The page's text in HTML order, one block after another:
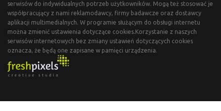
serwisów do indywidualnych potrzeb użytkowników. Mogą też stosować je
współpracujący z nami reklamodawcy, firmy badawcze oraz dostawcy
aplikacji multimedialnych. W programie służącym do obsługi internetu
można zmienić ustawienia dotyczące cookies.Korzystanie z naszych
serwisów internetowych bez zmiany ustawień dotyczących cookies
oznacza, że będą one zapisane w pamięci urządzenia.